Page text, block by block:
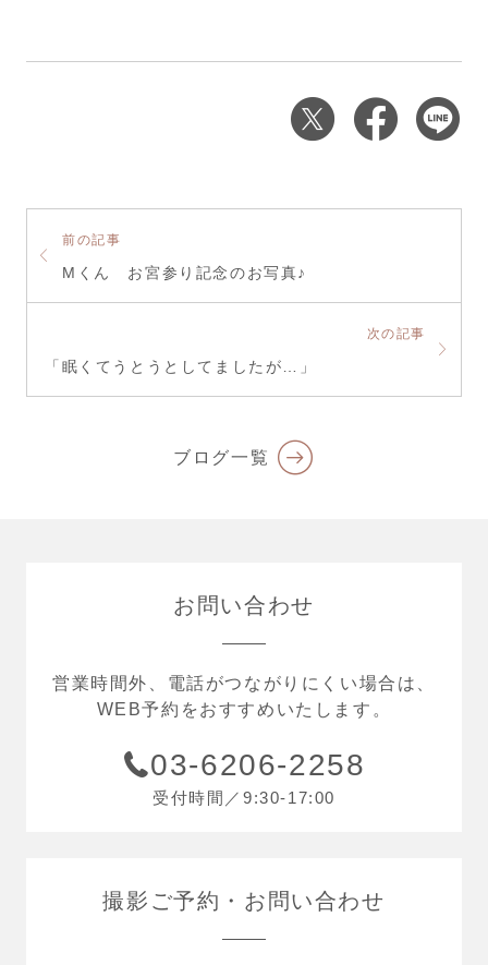
前の記事
Mくん お宮参り記念のお写真♪
次の記事
「眠くてうとうとしてましたが…」
ブログ一覧
お問い合わせ
営業時間外、電話がつながりにくい場合は、
WEB予約をおすすめいたします。
03-6206-2258
受付時間／9:30-17:00
撮影ご予約 お問い合わせ